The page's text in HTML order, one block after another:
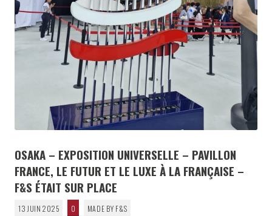
OSAKA – EXPOSITION UNIVERSELLE – PAVILLON
FRANCE, LE FUTUR ET LE LUXE À LA FRANÇAISE –
F&S ÉTAIT SUR PLACE
13 JUIN 2025 0 MADE BY F&S